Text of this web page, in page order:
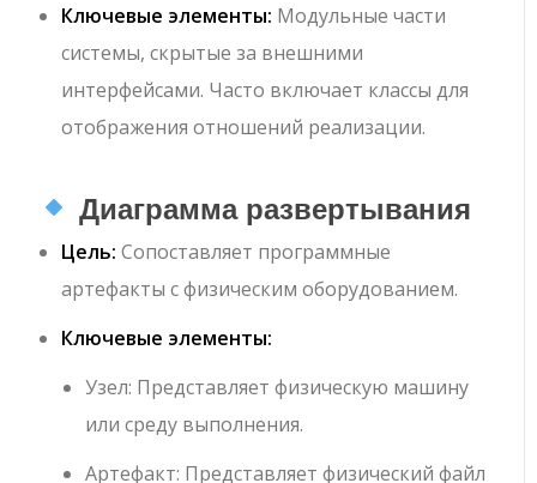
Ключевые элементы: Модульные части
системы, скрытые за внешними
интерфейсами. Часто включает классы для
отображения отношений реализации.
Диаграмма развертывания
Цель: Сопоставляет программные
артефакты с физическим оборудованием.
Ключевые элементы:
Узел: Представляет физическую машину
или среду выполнения.
Артефакт: Представляет физический файл